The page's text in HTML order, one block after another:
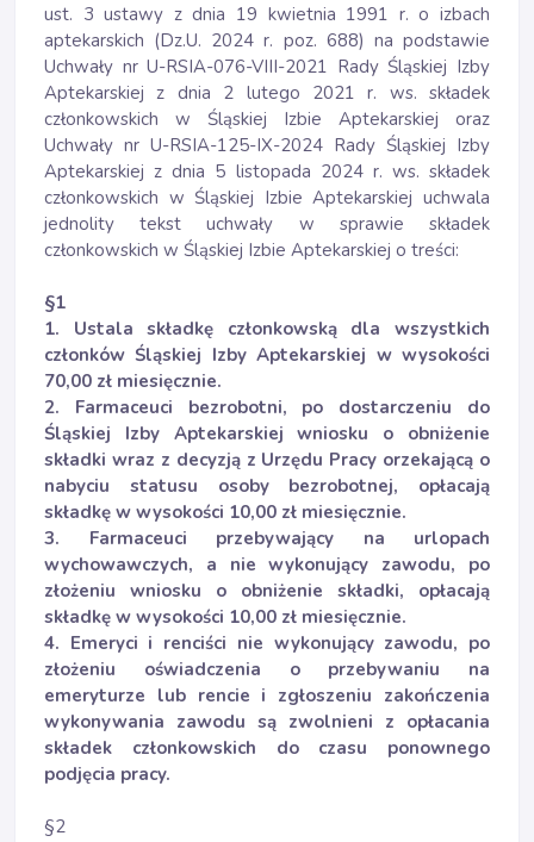
ust. 3 ustawy z dnia 19 kwietnia 1991 r. o izbach
aptekarskich (Dz.U. 2024 r. poz. 688) na podstawie
Uchwały nr U-RSIA-076-VIII-2021 Rady Śląskiej Izby
Aptekarskiej z dnia 2 lutego 2021 r. ws. składek
członkowskich w Śląskiej Izbie Aptekarskiej oraz
Uchwały nr U-RSIA-125-IX-2024 Rady Śląskiej Izby
Aptekarskiej z dnia 5 listopada 2024 r. ws. składek
członkowskich w Śląskiej Izbie Aptekarskiej uchwala
jednolity tekst uchwały w sprawie składek
członkowskich w Śląskiej Izbie Aptekarskiej o treści:
§1
1. Ustala składkę członkowską dla wszystkich
członków Śląskiej Izby Aptekarskiej w wysokości
70,00 zł miesięcznie.
2. Farmaceuci bezrobotni, po dostarczeniu do
Śląskiej Izby Aptekarskiej wniosku o obniżenie
składki wraz z decyzją z Urzędu Pracy orzekającą o
nabyciu statusu osoby bezrobotnej, opłacają
składkę w wysokości 10,00 zł miesięcznie.
3. Farmaceuci przebywający na urlopach
wychowawczych, a nie wykonujący zawodu, po
złożeniu wniosku o obniżenie składki, opłacają
składkę w wysokości 10,00 zł miesięcznie.
4. Emeryci i renciści nie wykonujący zawodu, po
złożeniu oświadczenia o przebywaniu na
emeryturze lub rencie i zgłoszeniu zakończenia
wykonywania zawodu są zwolnieni z opłacania
składek członkowskich do czasu ponownego
podjęcia pracy.
§2